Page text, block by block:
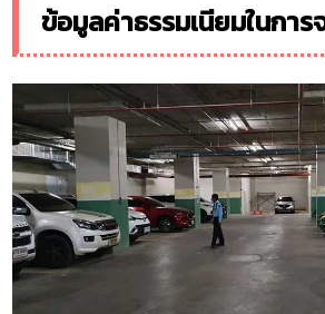
ข้อมูลค่าธรรมเนียมในกา